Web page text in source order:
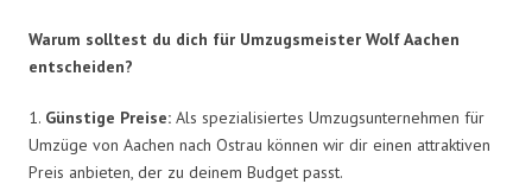
Warum solltest du dich für Umzugsmeister Wolf Aachen
entscheiden?
1. Günstige Preise: Als spezialisiertes Umzugsunternehmen für
Umzüge von Aachen nach Ostrau können wir dir einen attraktiven
Preis anbieten, der zu deinem Budget passt.